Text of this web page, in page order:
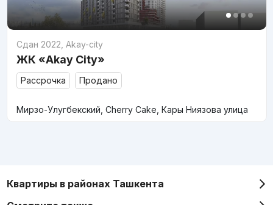
Сдан 2022 Akay-city
ЖК «Akay City»
Рассрочка Продано
Мирзо-Улугбекский, Cherry Cake, Кары Ниязова улица
Квартиры в районах Ташкента